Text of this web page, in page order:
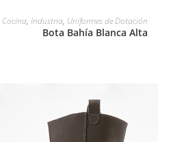
LEER MÁS
Cocina,Industria, Uniformes de Dotación
Bota Bahía Blanca Alta